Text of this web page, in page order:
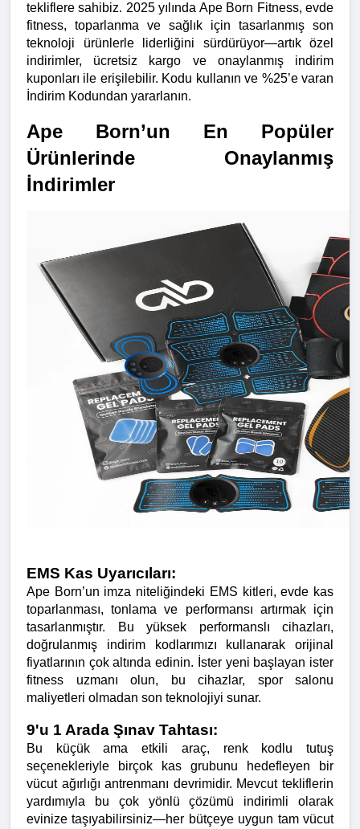
tekliflere sahibiz. 2025 yılında Ape Born Fitness, evde
fitness, toparlanma ve sağlık için tasarlanmış son
teknoloji ürünlerle liderliğini sürdürüyor—artık özel
indirimler, ücretsiz kargo ve onaylanmış indirim
kuponları ile erişilebilir. Kodu kullanın ve %25’e varan
İndirim Kodundan yararlanın.
Ape Born’un En Popüler
Ürünlerinde Onaylanmış
İndirimler
EMS Kas Uyarıcıları:
Ape Born’un imza niteliğindeki EMS kitleri, evde kas
toparlanması, tonlama ve performansı artırmak için
tasarlanmıştır. Bu yüksek performanslı cihazları,
doğrulanmış indirim kodlarımızı kullanarak orijinal
fiyatlarının çok altında edinin. İster yeni başlayan ister
fitness uzmanı olun, bu cihazlar, spor salonu
maliyetleri olmadan son teknolojiyi sunar.
9'u 1 Arada Şınav Tahtası:
Bu küçük ama etkili araç, renk kodlu tutuş
seçenekleriyle birçok kas grubunu hedefleyen bir
vücut ağırlığı antrenmanı devrimidir. Mevcut tekliflerin
yardımıyla bu çok yönlü çözümü indirimli olarak
evinize taşıyabilirsiniz—her bütçeye uygun tam vücut